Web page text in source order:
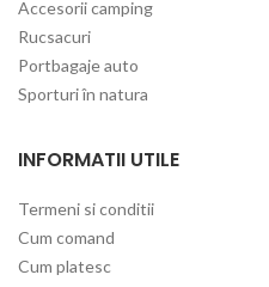
Accesorii camping
Rucsacuri
Portbagaje auto
Sporturi în natura
INFORMATII UTILE
Termeni si conditii
Cum comand
Cum platesc